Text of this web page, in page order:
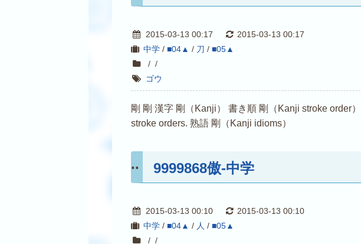
2015-03-13 00:17
2015-03-13 00:17
中学/ ■04▲ / 刀 / ■05▲
/ /
ゴウ
剛 剛 漢字 剛（Kanji） 書き順 剛（Kanji stroke order
stroke orders. 熟語 剛（Kanji idioms）
9999868傲-中学
2015-03-13 00:10
2015-03-13 00:10
中学/ ■04▲ / 人 / ■05▲
/ /